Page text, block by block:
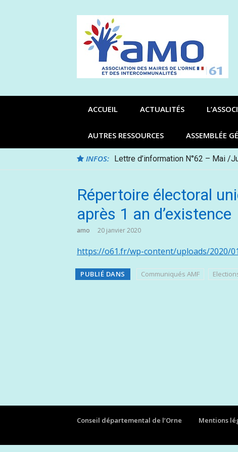
ACCUEIL ACTUALITÉS
AUTRES RESSOURCES ASSEMBLÉE
INFOS: Lettre d’information N°62 – Mai /
Répertoire électoral
après 1 an d’existence
amo 20 janvier 2020
https://o61.fr/wp-content/uploads/2020/
PUBLIÉ DANS Communiqués AMF
Conseil départemental de l’Orne Mentions